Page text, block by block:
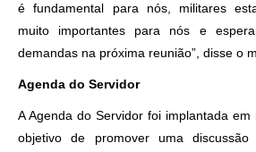
é fundamental para nós, militares
muito importantes para nós e
demandas na próxima reunião”, disse o
Agenda do Servidor
A Agenda do Servidor foi implantada
objetivo de promover uma